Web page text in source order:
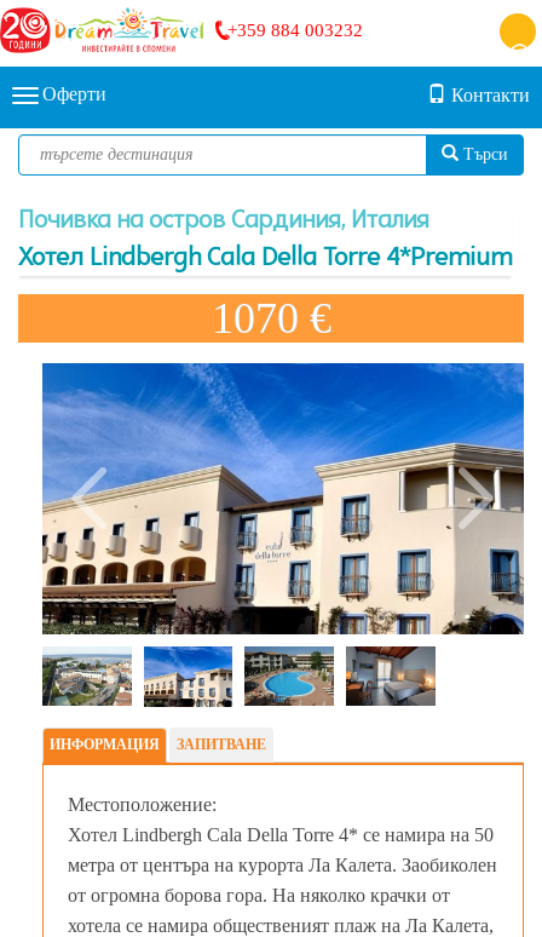
+359 884 003232
Оферти Контакти
Търси
Почивка на остров Сардиния, Италия
Хотел Lindbergh Cala Della Torre 4*Premium
1070 €
ИНФОРМАЦИЯ ЗАПИТВАНЕ
Местоположение:
Хотел Lindbergh Cala Della Torre 4* се намира на 50
метра от центъра на курорта Ла Калета. Заобиколен
от огромна борова гора. На няколко крачки от
хотела се намира общественият плаж на Ла Калета,